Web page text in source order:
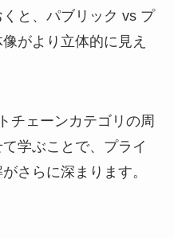
と、パブリック vs プ
がより立体的に見え
チェーンカテゴリの周
学ぶことで、プライ
さらに深まります。